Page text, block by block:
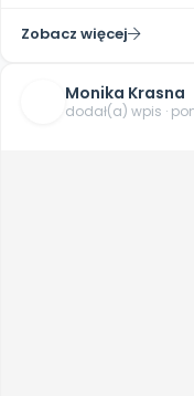
Zobacz więcej
Monika Krasna
dodał(a) wpis ·